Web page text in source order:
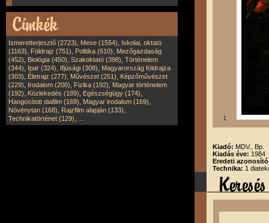
Ismeretterjesztő (2723), Mese (1554), Iskolai, oktató
(1163), Földrajz (751), Politika (610), Mezőgazdaság
(452), Biológia (450), Szakoktató (398), Történelem
(344), Ipar (324), Ifjúsági (308), Magyarország földrajza
(303), Életrajz (277), Művészet (251), Képzőművészet
(229), Irodalom (200), Fizika (192), Magyar történelem
(192), Közlekedés (189), Egészségügy (174),
Hangosított diafilm (169), Magyar irodalom (169),
Növénytan (168), Rajzfilm alapján (133),
Technikatörténet (129), 1
Kiadó: MDV., Bp.
Kiadás éve: 1984
Eredeti
Technika: 1